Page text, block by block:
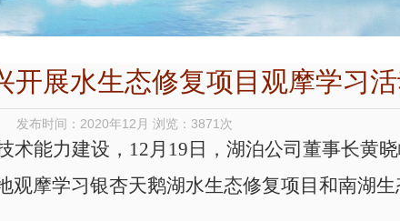
开展水生态修复项目观摩学习
发布时间：2020年12月 浏览：3871次
术能力建设，12月19日，湖泊公司董事长黄
摩学习银杏天鹅湖水生态修复项目和南湖生